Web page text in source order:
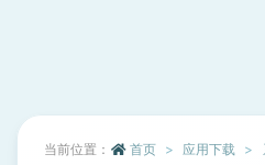
当前位置： 首页 应用下载